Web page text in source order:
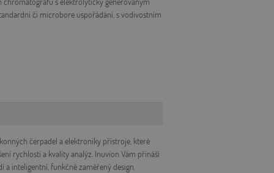
či microbore uspořádání, s vodivostním
čerpadel a elektroniky přístroje, které
rychlosti a kvality analýz. Inuvion Vám přináší
inteligentní, funkčně zaměřený design.